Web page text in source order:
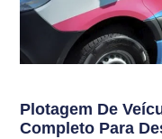
Plotagem De
Completo Para